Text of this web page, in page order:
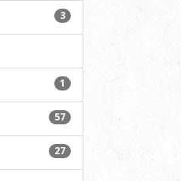
3
1
57
27